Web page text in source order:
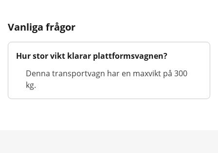
Vanliga frågor
Hur stor vikt klarar plattformsvagnen?
Denna transportvagn har en maxvikt på 300
kg.